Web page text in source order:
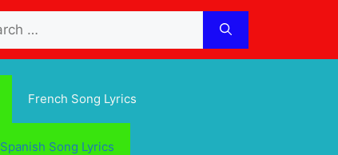
French Song Lyrics
Spanish Song Lyrics